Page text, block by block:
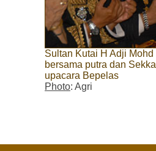
Sultan Kutai H Adji
bersama putra dan
upacara Bepelas
Photo: Agri